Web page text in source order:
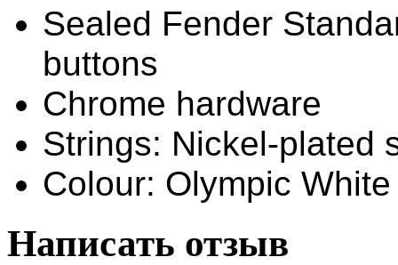
Sealed Fender
buttons
Chrome hardware
Strings: Nickel-plated
Colour: Olympic White
Написать отзыв